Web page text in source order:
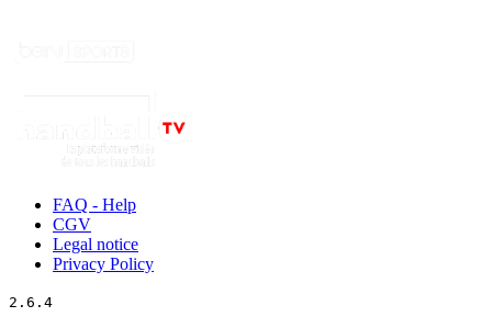
FAQ - Help
CGV
Legal notice
Privacy Policy
2.6.4